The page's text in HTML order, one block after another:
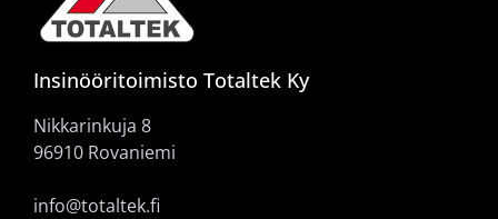
Insinööritoimisto Totaltek Ky
Nikkarinkuja 8
96910 Rovaniemi
info@totaltek.fi